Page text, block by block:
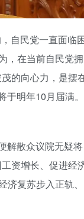
，自民党一直面临
，在当前自民党拥
的向心力，是摆
明年10月届满。
解散众议院无疑将
资增长、促进经
复苏步入正轨、